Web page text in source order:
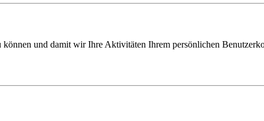
und damit wir Ihre Aktivitäten Ihrem persönlichen